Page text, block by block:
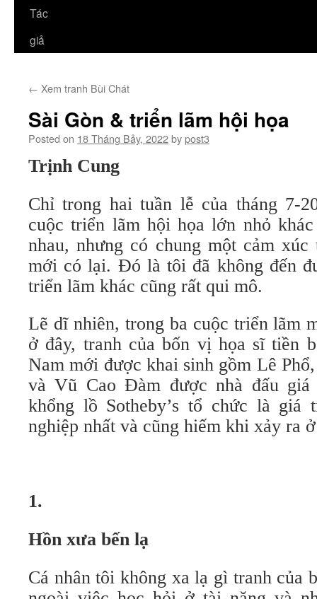
Tác
giả
← Xem tranh Bùi Chát
Sài Gòn & triển lãm hội họa
Posted on 18 Tháng Bảy, 2022bypost3
Trịnh Cung
Chỉ trong hai tuần lễ của tháng 7-
cuộc triển lãm hội họa lớn nhỏ
nhau, nhưng có chung một cảm
mới có lại. Đó là tôi đã không đến
triển lãm khác cũng rất qui mô.
Lẽ dĩ nhiên, trong ba cuộc triển lãm
ở đây, tranh của bốn vị họa sĩ tiền
Nam mới được khai sinh gồm Lê
và Vũ Cao Đàm được nhà đấu giá
khổng lồ Sotheby’s tổ chức là giá
nghiệp nhất và cũng hiếm khi xảy ra
1.
Hồn xưa bến lạ
Cá nhân tôi không xa lạ gì tranh của